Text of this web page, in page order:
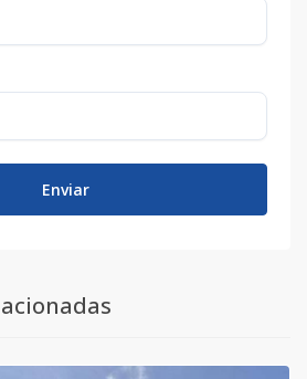
Enviar